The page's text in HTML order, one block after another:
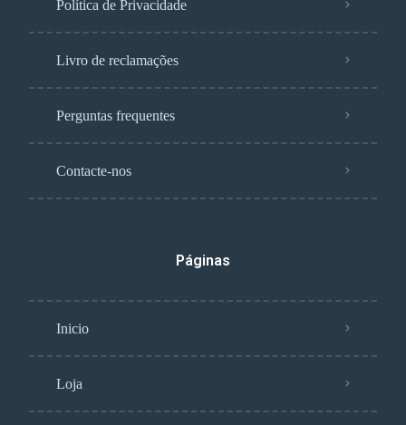
Política de Privacidade
Livro de reclamações
Perguntas frequentes
Contacte-nos
Páginas
Inicio
Loja